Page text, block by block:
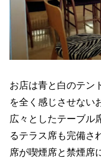
お店は青と白のテン
を全く感じさせない
広々としたテーブル
るテラス席も完備さ
席が喫煙席と禁煙席